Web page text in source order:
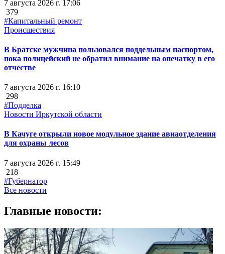
7 августа 2026 г. 17:06
379
#Капитальный ремонт
Происшествия
В Братске мужчина пользовался поддельным паспортом,
пока полицейский не обратил внимание на опечатку в его
отчестве
7 августа 2026 г. 16:10
298
#Подделка
Новости Иркутской области
В Качуге открыли новое модульное здание авиаотделения
для охраны лесов
7 августа 2026 г. 15:49
218
#Губернатор
Все новости
Главные новости: